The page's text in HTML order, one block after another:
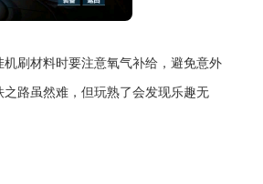
刷材料时要注意氧气补给，避免意外
路虽然难，但玩熟了会发现乐趣无